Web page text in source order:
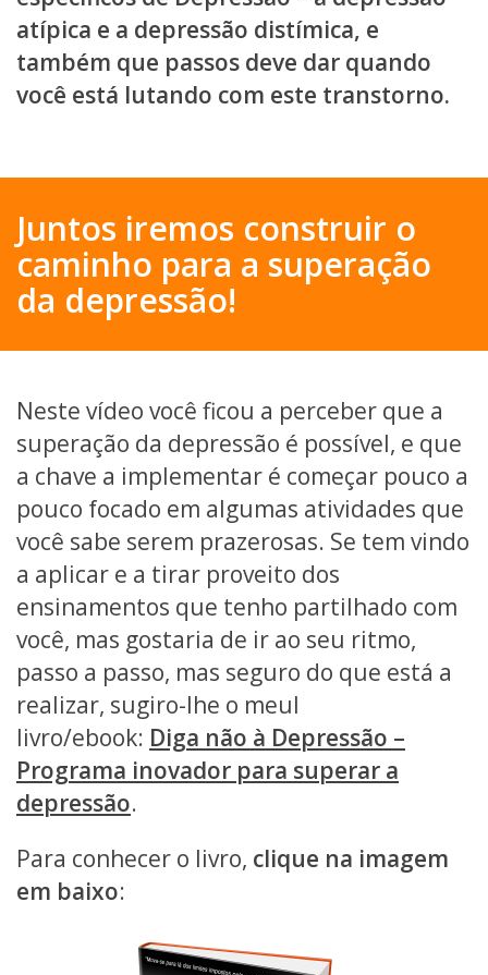
atípica e a depressão distímica, e
também que passos deve dar quando
você está lutando com este transtorno.
Juntos iremos construir o
caminho para a superação
da depressão!
Neste vídeo você ficou a perceber que a
superação da depressão é possível, e que
a chave a implementar é começar pouco a
pouco focado em algumas atividades que
você sabe serem prazerosas. Se tem vindo
a aplicar e a tirar proveito dos
ensinamentos que tenho partilhado com
você, mas gostaria de ir ao seu ritmo,
passo a passo, mas seguro do que está a
realizar, sugiro-lhe o meul
livro/ebook: Diga não à Depressão –
Programa inovador para superar a
depressão.
Para conhecer o livro, clique na imagem
em baixo: